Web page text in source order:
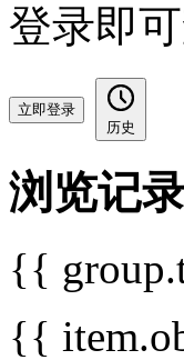
登录即
立即登录
历史
浏览记
{{
{{